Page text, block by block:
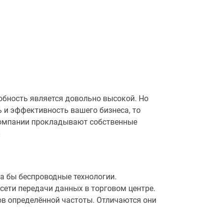
является довольно высокой. Но
эффективность вашего бизнеса, то
прокладывают собственные
беспроводные технологии.
передачи данных в торговом центре.
определённой частоты. Отличаются они